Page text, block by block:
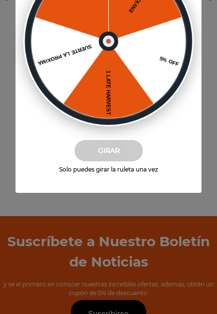
Vista previa
ROSATO Mixed Drinks
12un
por unidad)
Agregar al carrito
Suscríbete a Nuestro Boletín
de Noticias
y se el primero en conocer nuestras increíbles ofertas, además, obtén un
cupón de 5% de descuento.
GIRAR
Solo puedes girar la ruleta una vez